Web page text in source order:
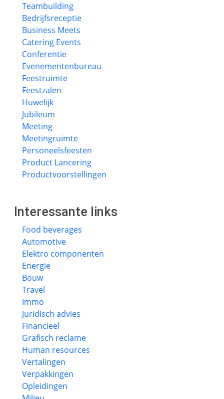
Teambuilding
Bedrijfsreceptie
Business Meets
Catering Events
Conferentie
Evenementenbureau
Feestruimte
Feestzalen
Huwelijk
Jubileum
Meeting
Meetingruimte
Personeelsfeesten
Product Lancering
Productvoorstellingen
Interessante links
Food beverages
Automotive
Elektro componenten
Energie
Bouw
Travel
Immo
Juridisch advies
Financieel
Grafisch reclame
Human resources
Vertalingen
Verpakkingen
Opleidingen